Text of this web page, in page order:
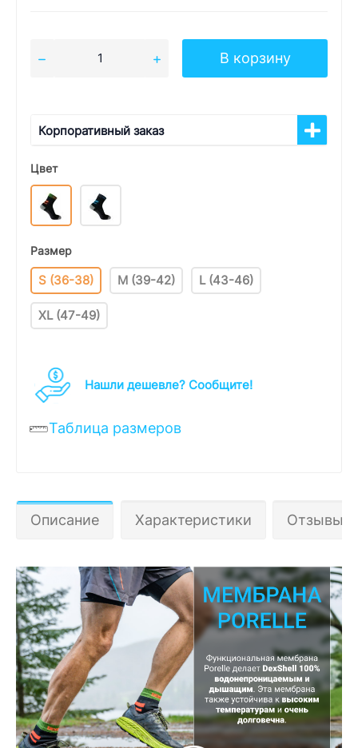
В корзину
Корпоративный заказ
Цвет
Размер
S (36-38) M (39-42) L (43-46)
XL (47-49)
Нашли дешевле? Cообщите!
Таблица размеров
Описание Характеристики Отзывы 3